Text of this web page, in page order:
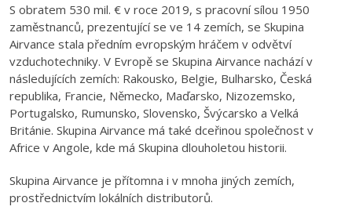
S obratem 530 mil. € v roce 2019, s pracovní sílou 1950
zaměstnanců, prezentující se ve 14 zemích, se Skupina
Airvance stala předním evropským hráčem v odvětví
vzduchotechniky. V Evropě se Skupina Airvance nachází v
následujících zemích: Rakousko, Belgie, Bulharsko, Česká
republika, Francie, Německo, Maďarsko, Nizozemsko,
Portugalsko, Rumunsko, Slovensko, Švýcarsko a Velká
Británie. Skupina Airvance má také dceřinou společnost v
Africe v Angole, kde má Skupina dlouholetou historii.
Skupina Airvance je přítomna i v mnoha jiných zemích,
prostřednictvím lokálních distributorů.